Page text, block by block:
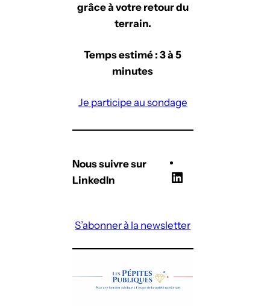
grâce à votre retour du
terrain.
Temps estimé : 3 à 5
minutes
Je participe au sondage
Nous suivre sur
LinkedIn
k
I
S’abonner à la newsletter